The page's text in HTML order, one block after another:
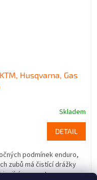
Husqvarna, Gas
Skladem
DETAIL
podmínek enduro,
zubů má čistící drážky
pevnost a...